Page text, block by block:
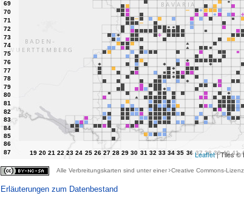
Leaflet| Tiles ©
Alle Verbreitungskarten sind unter einer Creative Commons-Lizenz
Erläuterungen zum Datenbestand